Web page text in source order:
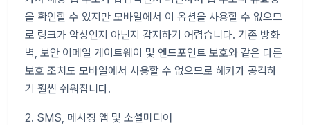
을 확인할 수 있지만 모바일에서 이 옵션을 사용할 수 없으므
로 링크가 악성인지 아닌지 감지하기 어렵습니다. 기존 방화
벽, 보안 이메일 게이트웨이 및 엔드포인트 보호와 같은 다른
보호 조치도 모바일에서 사용할 수 없으므로 해커가 공격하
기 훨씬 쉬워집니다.
2. SMS, 메시징 앱 및 소셜미디어